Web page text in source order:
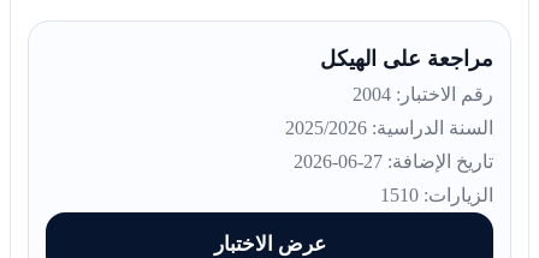
مراجعة على الهيكل
رقم الاختبار: 2004
السنة الدراسية: 2025/2026
تاريخ الإضافة: 27-06-2026
الزيارات: 1510
عرض الاختبار